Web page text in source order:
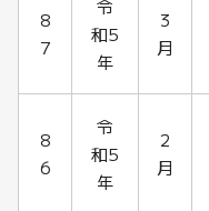
8
7
令
和5
年
3
月
8
6
令
和5
年
2
月